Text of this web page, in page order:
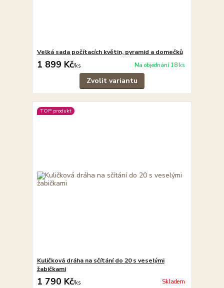
Velká sada počítacích květin, pyramid a domečků
1 899 Kč/ks Na objednání 18 ks
Zvolit variantu
TOP produkt
Kuličková dráha na sčítání do 20 s veselými
žabičkami
1 790 Kč/ks Skladem